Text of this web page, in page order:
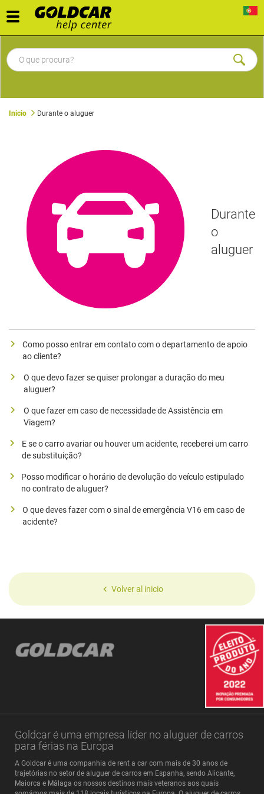
Toggle
navigation
Inicio Durante o aluguer
Durante
o
aluguer
​Como posso entrar em contato com o departamento de apoio
ao cliente?
​O que devo fazer se quiser prolongar a duração do meu
aluguer?
​O que fazer em caso de necessidade de Assistência em
Viagem?
​E se o carro avariar ou houver um acidente, receberei um carro
de substituição?
​Posso modificar o horário de devolução do veículo estipulado
no contrato de aluguer?
O que deves fazer com o sinal de emergência V16 em caso de
acidente?
Volver al inicio
Goldcar é uma empresa líder no aluguer de carros
para férias na Europa
A Goldcar é uma companhia de rent a car com mais de 30 anos de
trajetórias no setor de aluguer de carros em Espanha, sendo Alicante,
Maiorca e Málaga os nossos destinos mais veteranos aos quais